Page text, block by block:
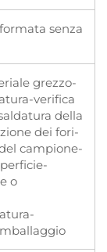
senza
grezzo-
verifica
della
dei fori-
campione-
o